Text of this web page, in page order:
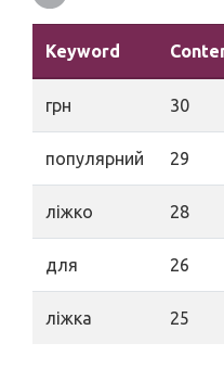
Keyword
грн 30
популярний 29
ліжко 28
для 26
ліжка 25